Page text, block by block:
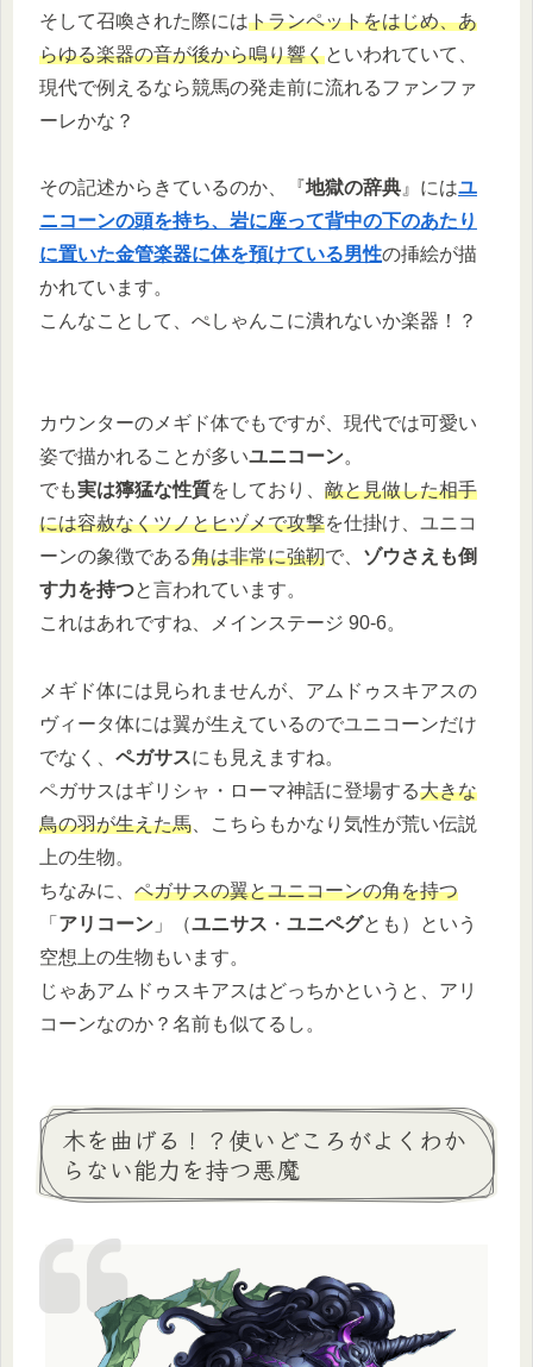
そして召喚された際にはトランペットをはじめ、あ
らゆる楽器の音が後から鳴り響くといわれていて、
現代で例えるなら競馬の発走前に流れるファンファ
ーレかな？
その記述からきているのか、『地獄の辞典 』にはユ
ニコーンの頭を持ち、岩に座って背中の下のあたり
に置いた金管楽器に体を預けている男性の挿絵が描
かれています。
こんなことして、ぺしゃんこに潰れないか楽器！？
カウンターのメギド体でもですが、現代では可愛い
姿で描かれることが多いユニコーン。
でも実は獰猛な性質をしており、 敵と見做した相手
には容赦なくツノとヒヅメで攻撃を仕掛け、ユニコ
ーンの象徴である角は非常に強靭で、 ゾウさえも倒
す力を持つと言われています。
これはあれですね、メインステージ 90-6。
メギド体には見られませんが、アムドゥスキアスの
ヴィータ体には翼が生えているのでユニコーンだけ
でなく、 ペガサスにも見えますね。
ペガサスはギリシャ・ローマ神話に登場する大きな
鳥の羽が生えた馬 、こちらもかなり気性が荒い伝説
上の生物。
ちなみに、 ペガサスの翼とユニコーンの角を持つ
「 アリコーン 」（ユニサス ・ ユニペグとも）という
空想上の生物もいます。
じゃあアムドゥスキアスはどっちかというと、アリ
コーンなのか？名前も似てるし。
木を曲げる！？使いどころがよくわか
らない能力を持つ悪魔